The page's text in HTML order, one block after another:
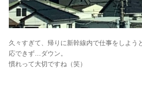
久々すぎて、帰りに新幹線内で仕事をしよう
応できず…ダウン。
慣れって大切ですね（笑）